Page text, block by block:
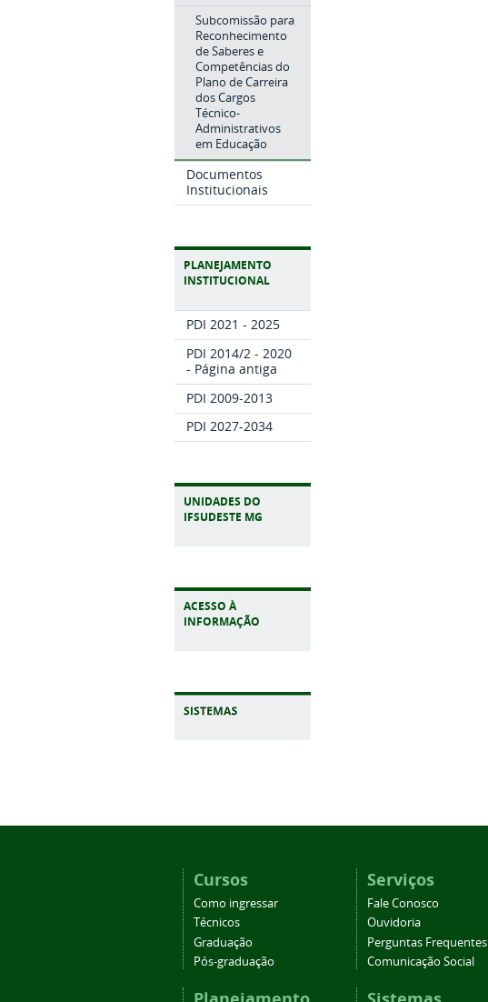
Subcomissão para
Reconhecimento
de Saberes e
Competências do
Plano de Carreira
dos Cargos
Técnico-
Administrativos
em Educação
Documentos
Institucionais
PLANEJAMENTO
INSTITUCIONAL
PDI 2021 - 2025
PDI 2014/2 - 2020
- Página antiga
PDI 2009-2013
PDI 2027-2034
UNIDADES DO
IFSUDESTE MG
ACESSO À
INFORMAÇÃO
Cursos
Como ingressar
Técnicos
Graduação
Pós-graduação
Serviços
Fale Conosco
Ouvidoria
Perguntas Frequentes
Comunicação Social